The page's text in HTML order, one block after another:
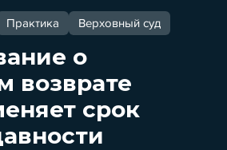
Практика Верховный суд
о
возврате
срок